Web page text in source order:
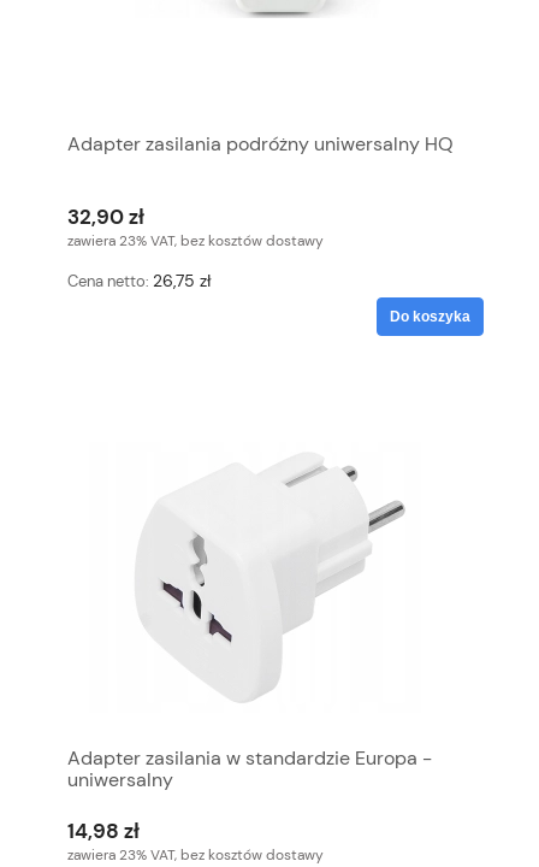
Adapter zasilania podróżny uniwersalny HQ
32,90 zł
zawiera 23% VAT, bez kosztów dostawy
Cena netto: 26,75 zł
Do koszyka
Adapter zasilania w standardzie Europa -
uniwersalny
14,98 zł
zawiera 23% VAT, bez kosztów dostawy